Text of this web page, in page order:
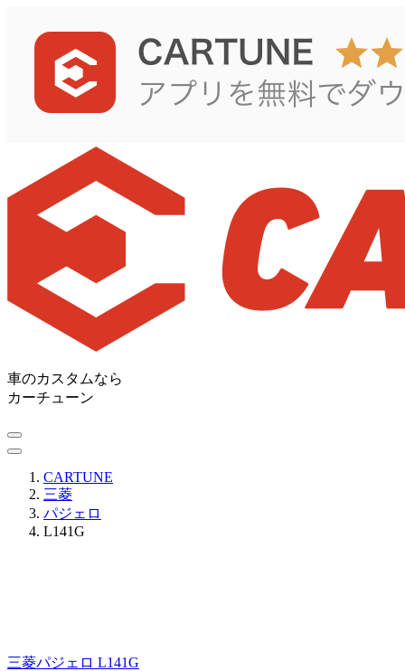
車のカスタムなら
カーチューン
CARTUNE
三菱
パジェロ
L141G
三菱パジェロ L141G